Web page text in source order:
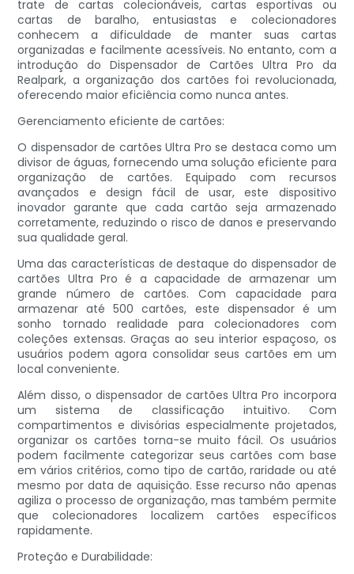
trate de cartas colecionáveis, cartas esportivas ou
cartas de baralho, entusiastas e colecionadores
conhecem a dificuldade de manter suas cartas
organizadas e facilmente acessíveis. No entanto, com a
introdução do Dispensador de Cartões Ultra Pro da
Realpark, a organização dos cartões foi revolucionada,
oferecendo maior eficiência como nunca antes.
Gerenciamento eficiente de cartões:
O dispensador de cartões Ultra Pro se destaca como um
divisor de águas, fornecendo uma solução eficiente para
organização de cartões. Equipado com recursos
avançados e design fácil de usar, este dispositivo
inovador garante que cada cartão seja armazenado
corretamente, reduzindo o risco de danos e preservando
sua qualidade geral.
Uma das características de destaque do dispensador de
cartões Ultra Pro é a capacidade de armazenar um
grande número de cartões. Com capacidade para
armazenar até 500 cartões, este dispensador é um
sonho tornado realidade para colecionadores com
coleções extensas. Graças ao seu interior espaçoso, os
usuários podem agora consolidar seus cartões em um
local conveniente.
Além disso, o dispensador de cartões Ultra Pro incorpora
um sistema de classificação intuitivo. Com
compartimentos e divisórias especialmente projetados,
organizar os cartões torna-se muito fácil. Os usuários
podem facilmente categorizar seus cartões com base
em vários critérios, como tipo de cartão, raridade ou até
mesmo por data de aquisição. Esse recurso não apenas
agiliza o processo de organização, mas também permite
que colecionadores localizem cartões específicos
rapidamente.
Proteção e Durabilidade: